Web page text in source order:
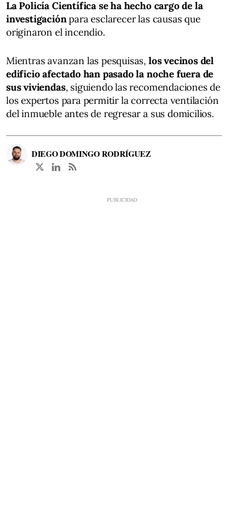
La Policía Científica se ha hecho cargo de la
investigaciónpara esclarecer las causas que
originaron el incendio.
Mientras avanzan las pesquisas, los vecinos del
edificio afectado han pasado la noche fuera de
sus viviendas, siguiendo las recomendaciones de
los expertos para permitir la correcta ventilación
del inmueble antes de regresar a sus domicilios.
DIEGO DOMINGO RODRÍGUEZ